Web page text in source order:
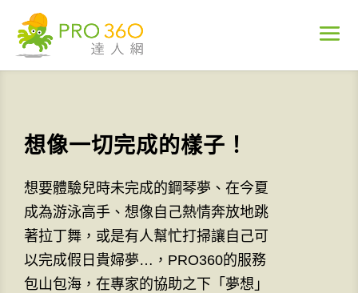
想像一切完成的樣子！
想要體驗兒時未完成的鋼琴夢、在今夏
成為游泳高手、想像自己熱情奔放地跳
著拉丁舞，或是有人幫忙打掃讓自己可
以完成假日貴婦夢…，PRO360的服務
包山包海，在專家的協助之下「夢想」